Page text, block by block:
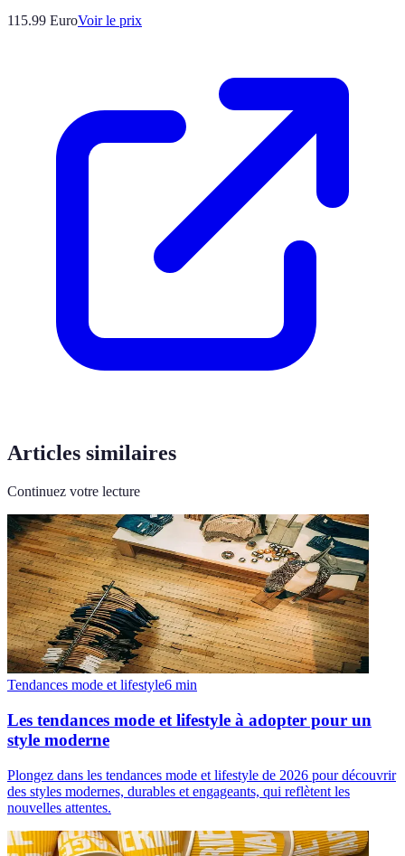
115.99 EuroVoir le prix
Articles similaires
Continuez votre lecture
Tendances mode et lifestyle6 min
Les tendances mode et lifestyle à adopter pour un
style moderne
Plongez dans les tendances mode et lifestyle de 2026 pour découvrir
des styles modernes, durables et engageants, qui reflètent les
nouvelles attentes.